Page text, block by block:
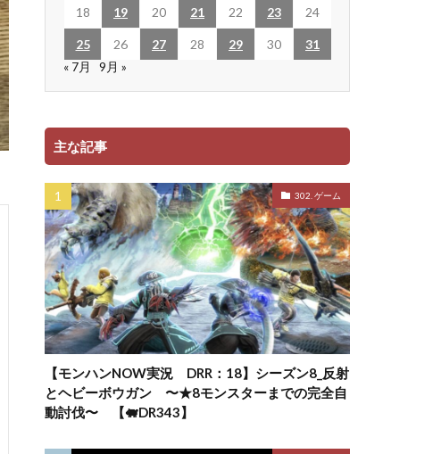
18 19 20 21 22 23 24
25 26 27 28 29 30
31
« 7月
9月 »
主な記事
302. ゲーム
【モンハンNOW実況 DRR：18】シーズン8_反射
とヘビーボウガン 〜★8モンスターまでの完全自
動討伐〜 【🐖DR343】